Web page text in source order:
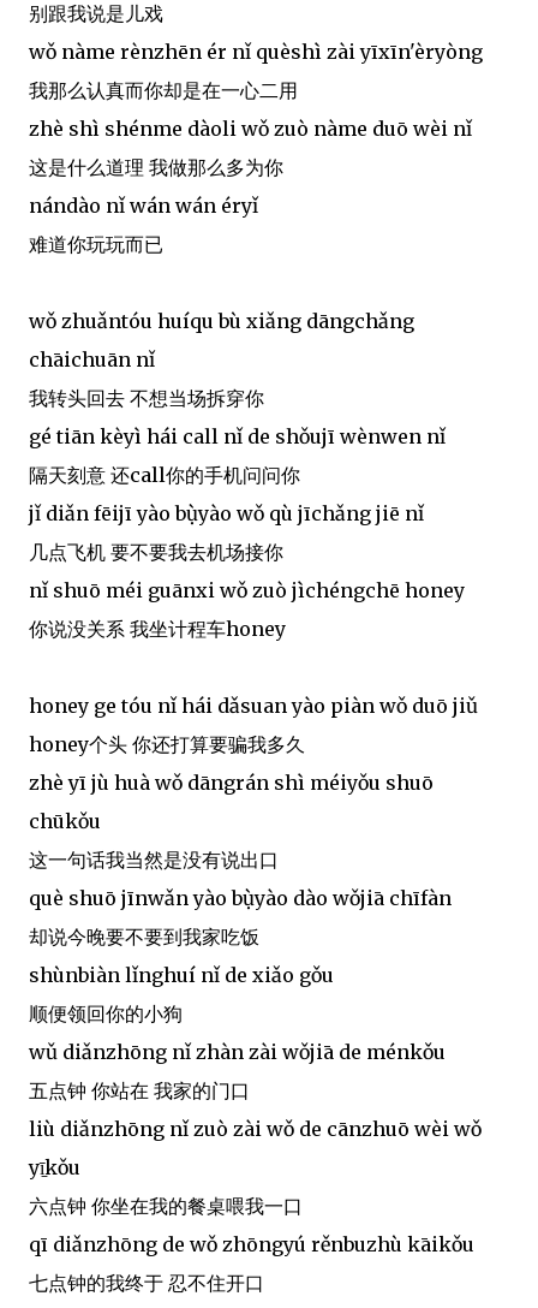
别跟我说是儿戏
wǒ nàme rènzhēn ér nǐ quèshì zài yīxīn'èryòng
我那么认真而你却是在一心二用
zhè shì shénme dàoli wǒ zuò nàme duō wèi nǐ
这是什么道理 我做那么多为你
nándào nǐ wán wán éryǐ
难道你玩玩而已
wǒ zhuǎntóu huíqu bù xiǎng dāngchǎng
chāichuān nǐ
我转头回去 不想当场拆穿你
gé tiān kèyì hái call nǐ de shǒujī wènwen nǐ
隔天刻意 还call你的手机问问你
jǐ diǎn fēijī yào bụ̀yào wǒ qù jīchǎng jiē nǐ
几点飞机 要不要我去机场接你
nǐ shuō méi guānxi wǒ zuò jìchéngchē honey
你说没关系 我坐计程车honey
honey ge tóu nǐ hái dǎsuan yào piàn wǒ duō jiǔ
honey个头 你还打算要骗我多久
zhè yī jù huà wǒ dāngrán shì méiyǒu shuō
chūkǒu
这一句话我当然是没有说出口
què shuō jīnwǎn yào bụ̀yào dào wǒjiā chīfàn
却说今晚要不要到我家吃饭
shùnbiàn lǐnghuí nǐ de xiǎo gǒu
顺便领回你的小狗
wǔ diǎnzhōng nǐ zhàn zài wǒjiā de ménkǒu
五点钟 你站在 我家的门口
liù diǎnzhōng nǐ zuò zài wǒ de cānzhuō wèi wǒ
yī̠kǒu
六点钟 你坐在我的餐桌喂我一口
qī diǎnzhōng de wǒ zhōngyú rěnbuzhù kāikǒu
七点钟的我终于 忍不住开口